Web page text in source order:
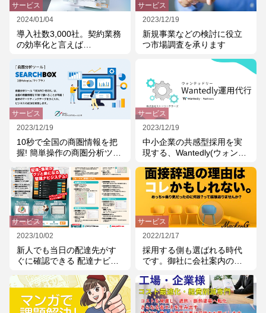
サービス
2024/01/04
導入社数3,000社。契約業務
の効率化と言えば
サービス
2023/12/19
新規事業などの検討に役立
つ市場調査を承ります
サービス
2023/12/19
10秒で全国の商圏情報を把
握! 簡単操作の商圏分析ツー
サービス
2023/12/19
中小企業の共感型採用を実
現する、Wantedly(ウォンテ
サービス
2023/10/02
新人でも当日の配達先がす
ぐに確認できる 配達ナビシ
サービス
2022/12/17
採用する側も選ばれる時代
です。御社に会社案内のパ